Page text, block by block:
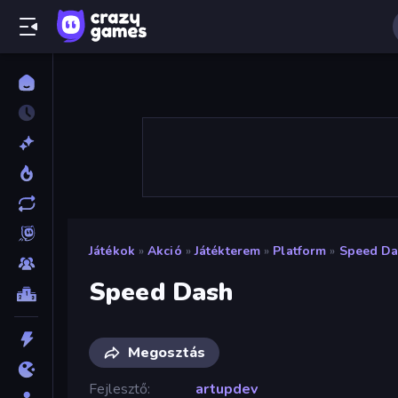
Játékok » Akció » Játékterem » Platform » Speed
Speed Dash
Megosztás
Fejlesztő
artupdev